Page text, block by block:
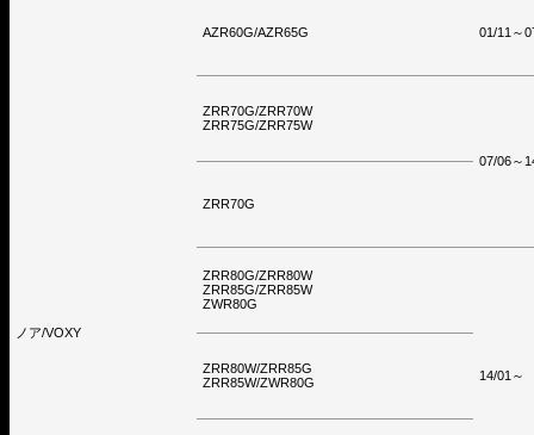
ノア/VOXY
AZR60G/AZR65G 01/11～
ZRR70G/ZRR70W
ZRR75G/ZRR75W
07/06～
ZRR70G
ZRR80G/ZRR80W
ZRR85G/ZRR85W
ZWR80G
14/01～
ZRR80W/ZRR85G
ZRR85W/ZWR80G